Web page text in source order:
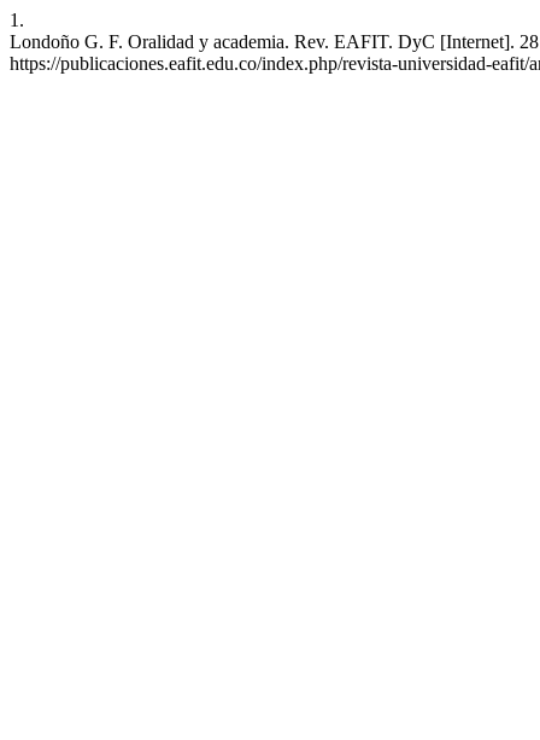
1.
Londoño G. F. Oralidad y academia. Rev. EAFIT. DyC [Internet].
https://publicaciones.eafit.edu.co/index.php/revista-universidad-eafit/